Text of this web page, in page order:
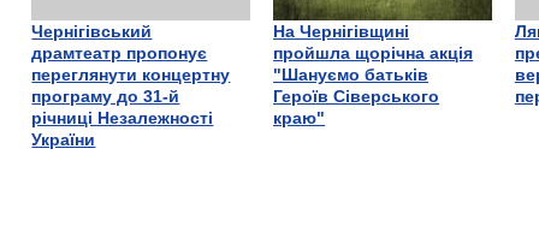
Чернігівський
драмтеатр пропонує
переглянути концертну
програму до 31-й
річниці Незалежності
України
На Чернігівщині
пройшла щорічна акція
"Шануємо батьків
Героїв Сіверського
краю"